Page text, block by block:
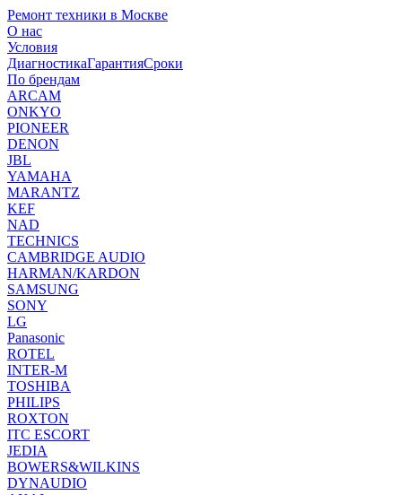
Ремонт техники в Москве
О нас
Условия
ДиагностикаГарантияСроки
По брендам
ARCAM
ONKYO
PIONEER
DENON
JBL
YAMAHA
MARANTZ
KEF
NAD
TECHNICS
CAMBRIDGE AUDIO
HARMAN/KARDON
SAMSUNG
SONY
LG
Panasonic
ROTEL
INTER-M
TOSHIBA
PHILIPS
ROXTON
ITC ESCORT
JEDIA
BOWERS&WILKINS
DYNAUDIO